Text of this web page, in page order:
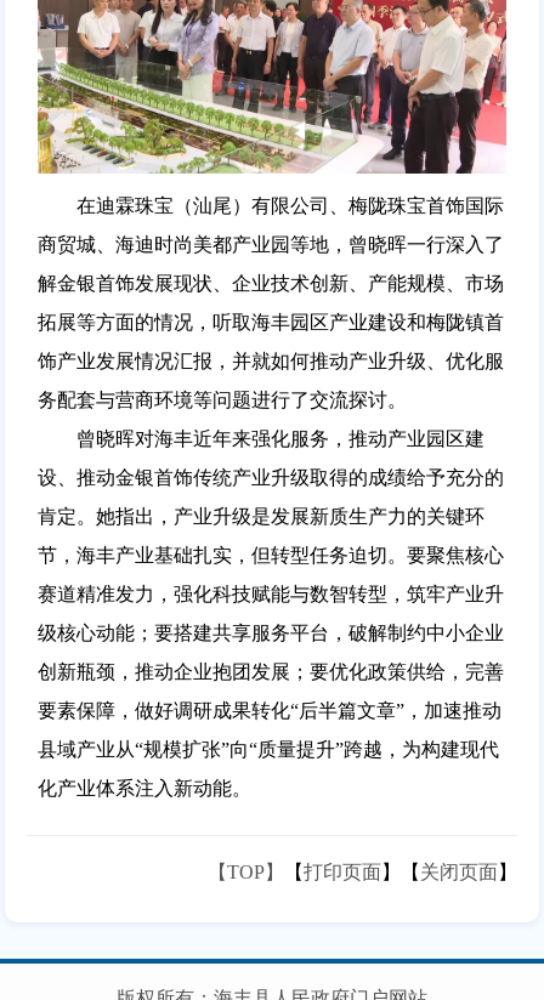
在迪霖珠宝（汕尾）有限公司、梅陇珠宝首饰国际
商贸城、海迪时尚美都产业园等地，曾晓晖一行深入了
解金银首饰发展现状、企业技术创新、产能规模、市场
拓展等方面的情况，听取海丰园区产业建设和梅陇镇首
饰产业发展情况汇报，并就如何推动产业升级、优化服
务配套与营商环境等问题进行了交流探讨。
曾晓晖对海丰近年来强化服务，推动产业园区建
设、推动金银首饰传统产业升级取得的成绩给予充分的
肯定。她指出，产业升级是发展新质生产力的关键环
节，海丰产业基础扎实，但转型任务迫切。要聚焦核心
赛道精准发力，强化科技赋能与数智转型，筑牢产业升
级核心动能；要搭建共享服务平台，破解制约中小企业
创新瓶颈，推动企业抱团发展；要优化政策供给，完善
要素保障，做好调研成果转化“后半篇文章”，加速推动
县域产业从“规模扩张”向“质量提升”跨越，为构建现代
化产业体系注入新动能。
【TOP】 【打印页面】【 关闭页面】